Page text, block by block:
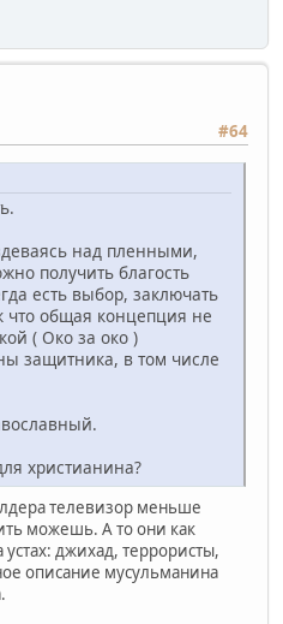
#64
над пленными,
получить благость
есть выбор, заключать
что общая концепция не
( Око за око )
защитника, в том числе
христианина?
телевизор меньше
можешь. А то они как
джихад, террористы,
описание мусульманина